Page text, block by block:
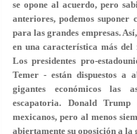
se opone al acuerdo, pero
anteriores, podemos
para las grandes empresas.
en una característica más
Los presidentes pro-
Temer - están dispuestos a
gigantes económicos las
escapatoria. Donald
mexicanos, pero al menos
abiertamente su oposición a